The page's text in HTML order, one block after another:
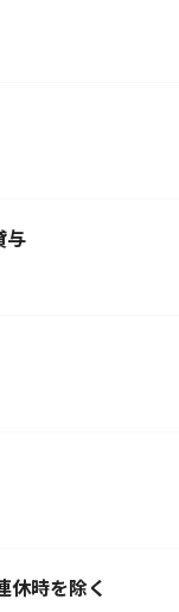
与
時を除く